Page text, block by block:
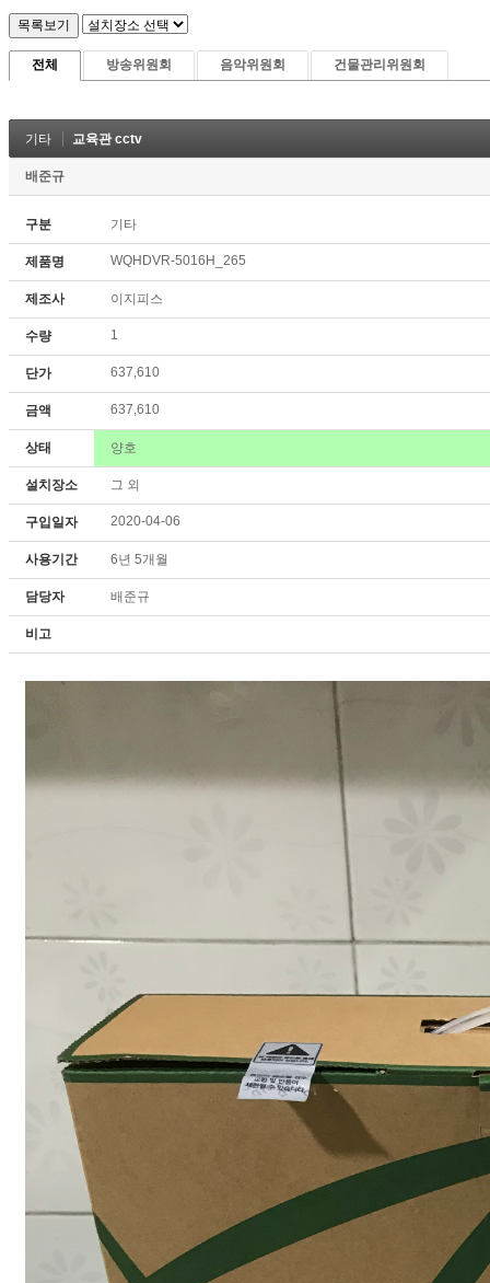
전체 방송위원회 음악위원회 건물관리위원회
기타 교육관 cctv
배준규
구분 기타
제품명 WQHDVR-5016H_265
제조사 이지피스
수량 1
단가 637,610
금액 637,610
상태 양호
설치장소 그 외
구입일자 2020-04-06
사용기간 6년 5개월
담당자 배준규
비고